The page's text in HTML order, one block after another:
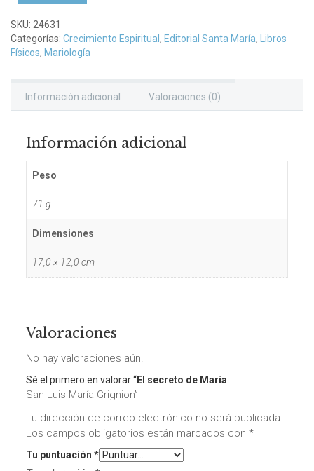
SKU: 24631
Categorías: Crecimiento Espiritual , Editorial Santa María,
Libros
Físicos, Mariología
Información adicional Valoraciones (0)
Información adicional
Peso
71 g
Dimensiones
17,0 × 12,0 cm
Valoraciones
No hay valoraciones aún.
Sé el primero en valorar “El secreto de María
San Luis María Grignion”
Tu dirección de correo electrónico no será publicada.
Los campos obligatorios están marcados con *
Tu puntuación *